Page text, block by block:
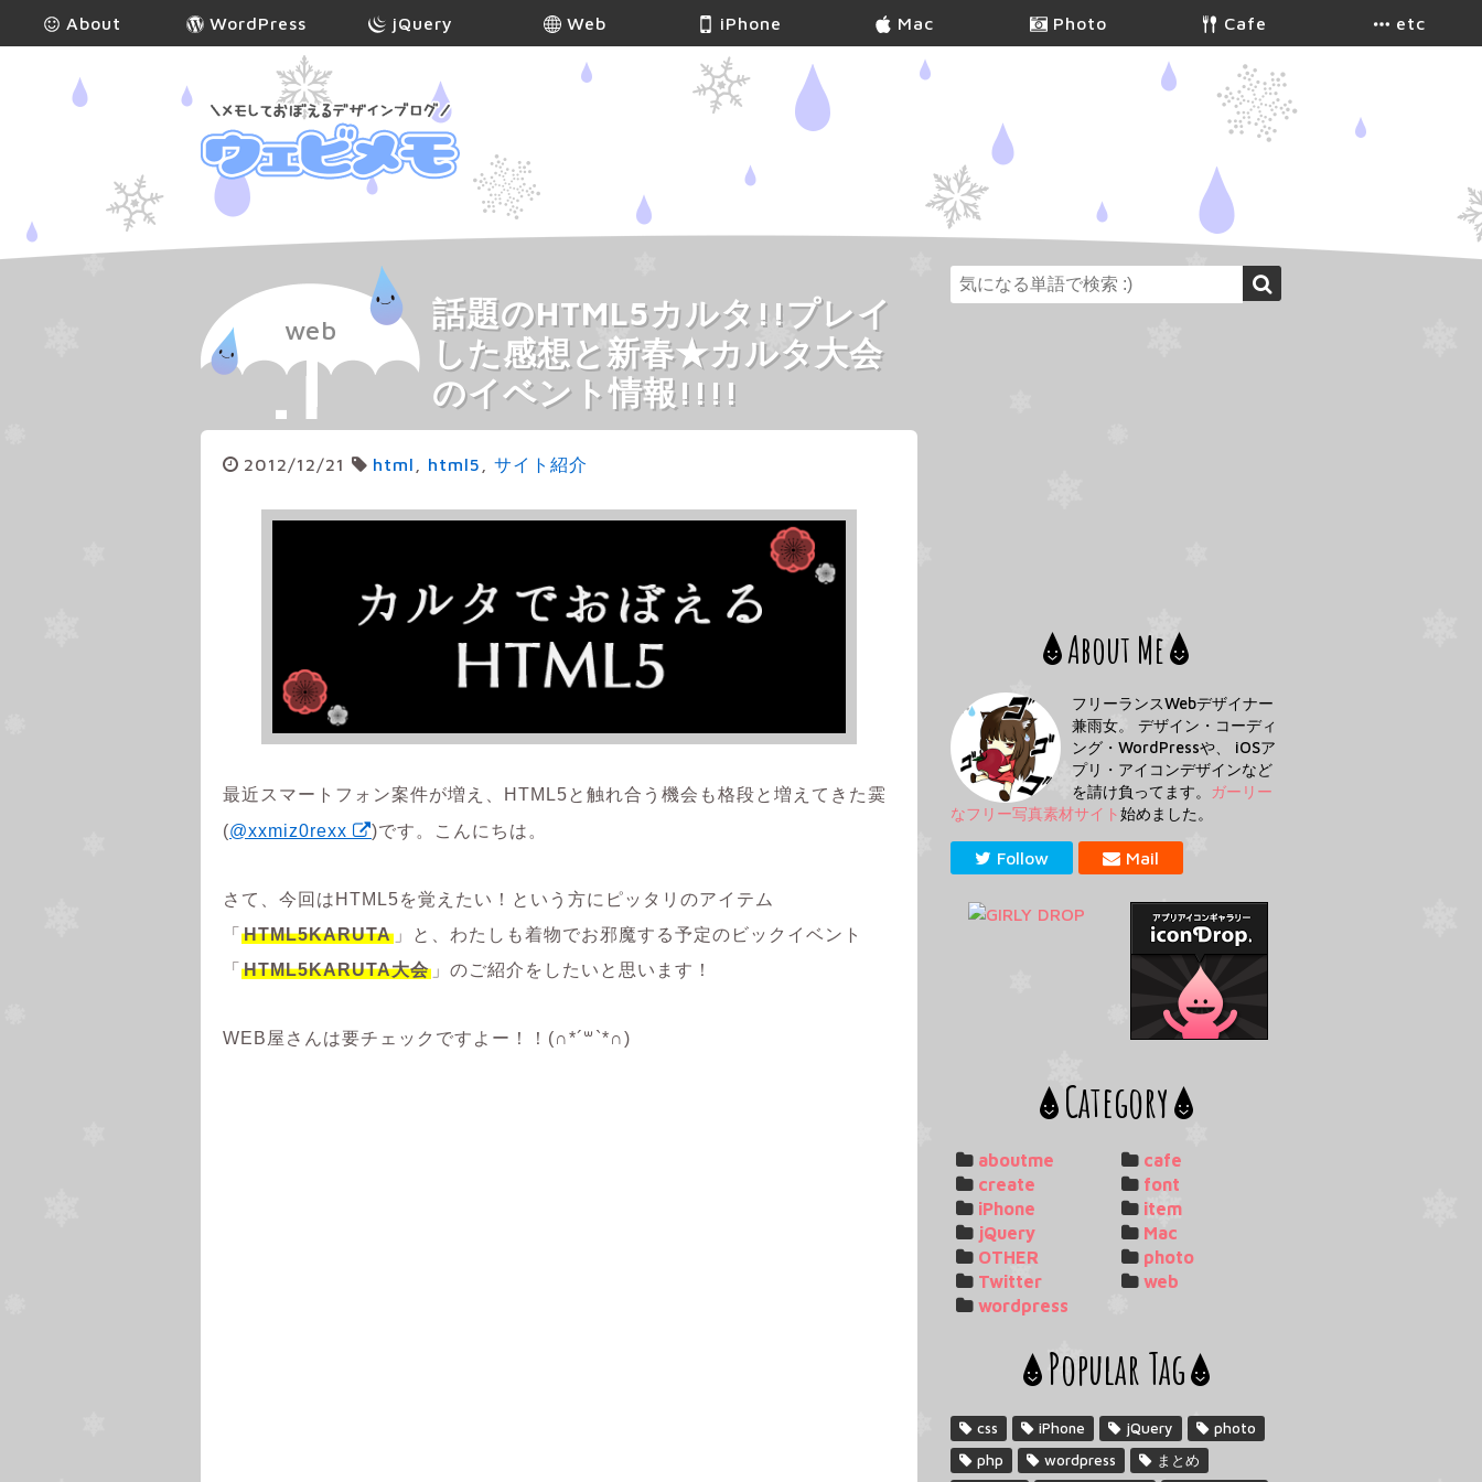
About WordPress jQuery Web iPhone Mac Photo Cafe etc
web
話題のHTML5カルタ!!プレイ
した感想と新春★カルタ大会
のイベント情報!!!!
2012/12/21 html html5 サイト紹介
最近スマートフォン案件が増え、HTML5と触れ合う機会も格段と増えてきた霙
(@xxmiz0rexx )です。こんにちは。
さて、今回はHTML5を覚えたい！という方にピッタリのアイテム
「 HTML5KARUTA 」と、わたしも着物でお邪魔する予定のビックイベント
「 HTML5KARUTA大会 」のご紹介をしたいと思います！
WEB屋さんは要チェックですよー！！(∩*´꒳`*∩)
About Me
フリーランスWebデザイナー
兼雨女。 デザイン・コーディ
ング・WordPressや、 iOSア
プリ・アイコンデザインなど
を請け負ってます。
ガーリー
なフリー写真素材サイト始めました。
Follow Mail
Category
aboutme
cafe
create
font
iPhone
item
jQuery
Mac
OTHER
photo
Twitter
web
wordpress
Popular Tag
css iPhone jQuery
photo
php
wordpress まとめ